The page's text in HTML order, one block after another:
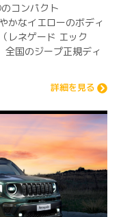
コンパクト
かなイエローのボディ
レネゲード エック
国のジープ正規ディ
詳細を見る